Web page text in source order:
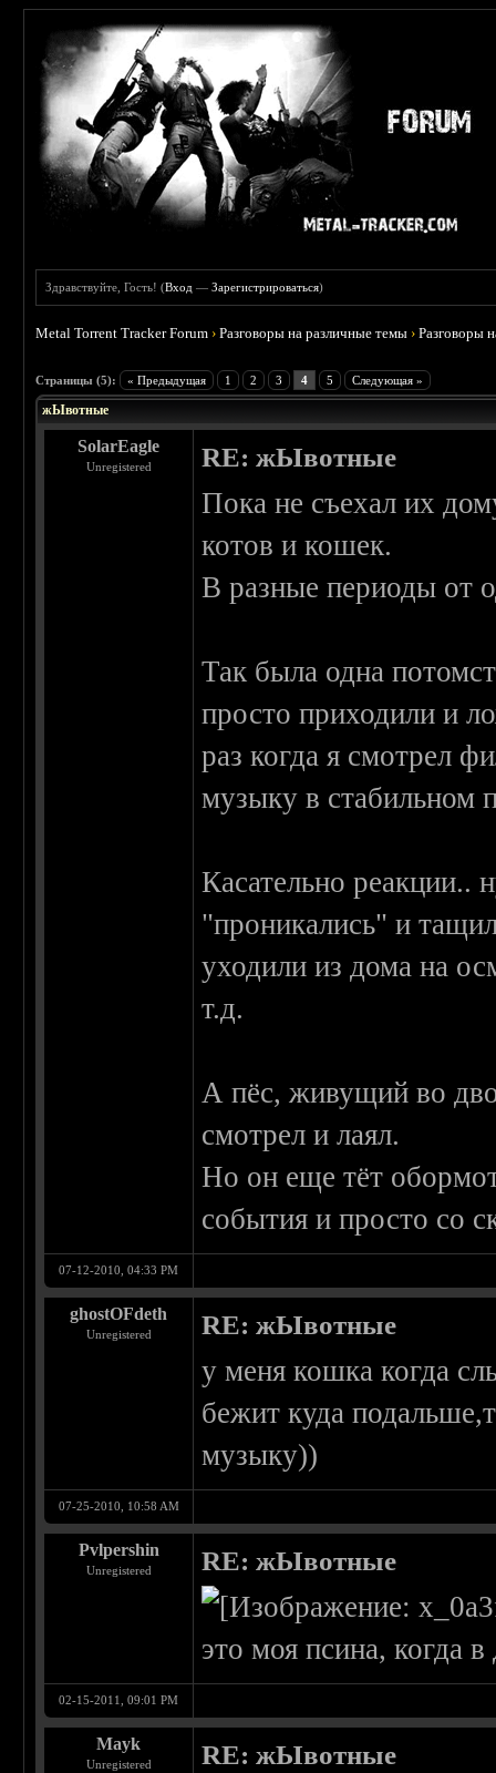
Здравствуйте, Гость! (Вход —Зарегистрироваться)
Metal Torrent Tracker Forum ›Разговоры на различные темы ›Разговоры
Страницы (5): « Предыдущая 1 2 3 4 5 Следующая »
жЫвотные
SolarEagle
Unregistered RE: жЫвотные
Пока не съехал их
котов и кошек.
В разные периоды от
Так была одна
просто приходили и
раз когда я смотрел
музыку в стабильном
Касательно реакции..
"проникались" и
уходили из дома на
т.д.
А пёс, живущий во
смотрел и лаял.
Но он еще тёт
события и просто со
07-12-2010, 04:33 PM
ghostOFdeth
Unregistered RE: жЫвотные
у меня кошка когда
бежит куда
музыку))
07-25-2010, 10:58 AM
Pvlpershin
Unregistered RE: жЫвотные
это моя псина, когда
02-15-2011, 09:01 PM
Mayk
Unregistered RE: жЫвотные